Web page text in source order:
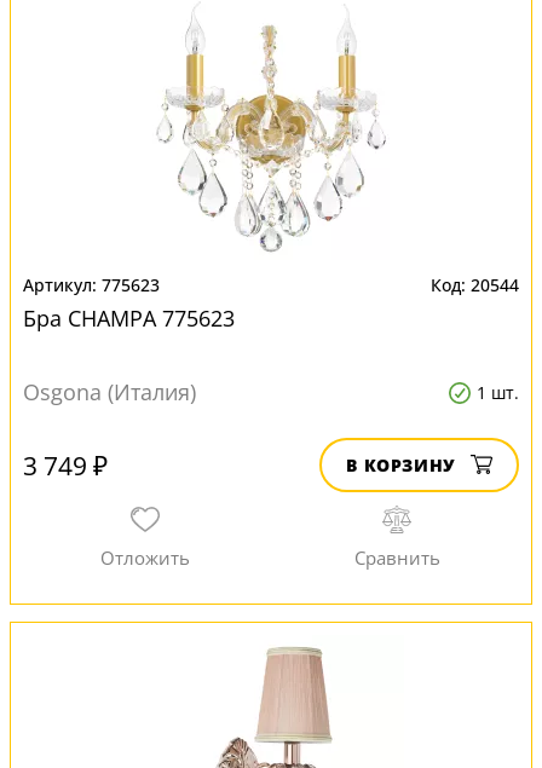
775623 20544
Бра CHAMPA 775623
Osgona (Италия) 1 шт.
3 749 ₽ В КОРЗИНУ